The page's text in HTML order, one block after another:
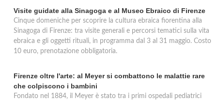
Visite guidate alla Sinagoga e al Museo Ebraico di Firenze
Cinque domeniche per scoprire la cultura ebraica fiorentina alla
Sinagoga di Firenze: tra visite generali e percorsi tematici sulla vita
ebraica e gli oggetti rituali, in programma dal 3 al 31 maggio. Costo
10 euro, prenotazione obbligatoria.
Firenze oltre l'arte: al Meyer si combattono le malattie rare
che colpiscono i bambini
Fondato nel 1884, il Meyer è stato tra i primi ospedali pediatrici